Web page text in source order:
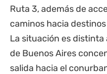
Ruta 3, además de
caminos hacia
La situación es distinta
de Buenos Aires
salida hacia el